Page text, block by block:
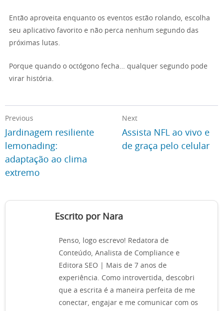
Então aproveita enquanto os eventos estão rolando, escolha
seu aplicativo favorito e não perca nenhum segundo das
próximas lutas.
Porque quando o octógono fecha… qualquer segundo pode
virar história.
Previous
Jardinagem resiliente
lemonading:
adaptação ao clima
extremo
Next
Assista NFL ao vivo e
de graça pelo celular
Escrito por Nara
Penso, logo escrevo! Redatora de
Conteúdo, Analista de Compliance e
Editora SEO | Mais de 7 anos de
experiência. Como introvertida, descobri
que a escrita é a maneira perfeita de me
conectar, engajar e me comunicar com os